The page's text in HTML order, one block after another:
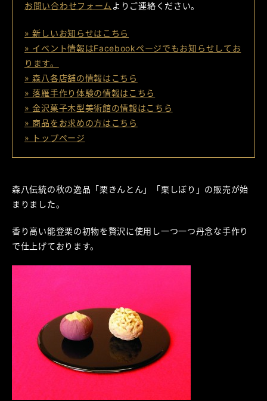
お問い合わせフォームよりご連絡ください。
» 新しいお知らせはこちら
» イベント情報はFacebookページでもお知らせしてお
ります。
» 森八各店舗の情報はこちら
» 落雁手作り体験の情報はこちら
» 金沢菓子木型美術館の情報はこちら
» 商品をお求めの方はこちら
» トップページ
森八伝統の秋の逸品「栗きんとん」「栗しぼり」の販売が始
まりました。
香り高い能登栗の初物を贅沢に使用し一つ一つ丹念な手作り
で仕上げております。